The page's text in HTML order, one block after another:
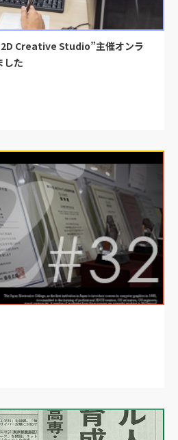
Creative Studio”主催オンラ
した